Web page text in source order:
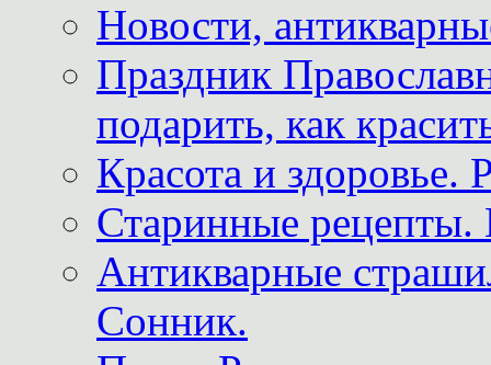
Новости,
Праздник
подарить, как
Красота и здоровье.
Старинные рецепты.
Антикварные
Сонник.